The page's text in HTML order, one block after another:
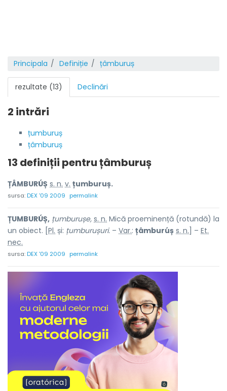
Principala Definiție țâmburuș
rezultate (13) Declinări
2 intrări
țumburuș
țâmburuș
13 definiții pentruțâmburuș
ȚÂMBURÚȘ s. n. v. țumburuș.
sursa:DEX '09 2009 permalink
ȚUMBURÚȘ, țumburușe, s. n. Mică proeminență (rotundă) la
un obiect. [ Pl. și: țumburușuri. – Var.: țâmburúș s. n. ] – Et.
nec.
sursa:DEX '09 2009 permalink